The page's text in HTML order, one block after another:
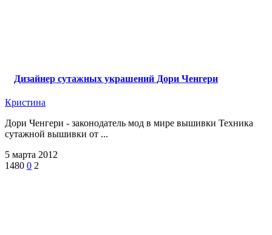
Дизайнер сутажных украшений Дори Ченгери
Кристина
Дори Ченгери - законодатель мод в мире вышивки Техника
сутажной вышивки от ...
5 марта 2012
1480 0 2